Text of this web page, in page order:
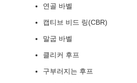
연골 바벨
캡티브 비드 링(CBR)
말굽 바벨
클리커 후프
구부러지는 후프